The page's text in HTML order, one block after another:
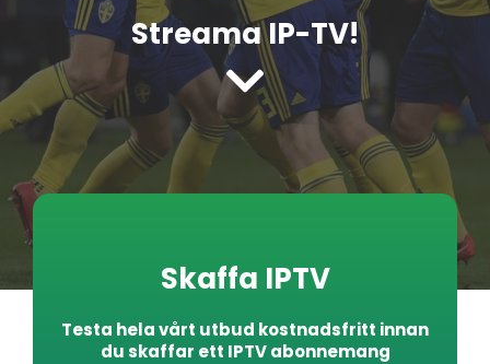
Streama IP-TV!
Skaffa IPTV
Testa hela vårt utbud kostnadsfritt innan
du skaffar ett IPTV abonnemang